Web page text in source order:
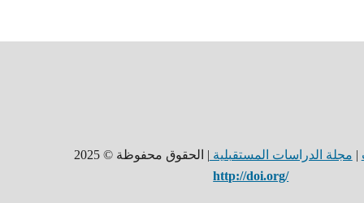
| مجلة الدراسات المستقبلية | الحقوق محفوظة © 2025
http://doi.org/